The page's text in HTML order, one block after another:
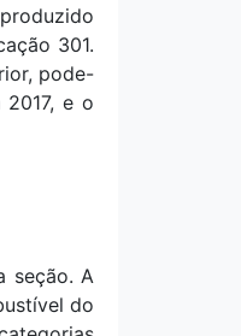
301.
pode-
e o
seção. A
do